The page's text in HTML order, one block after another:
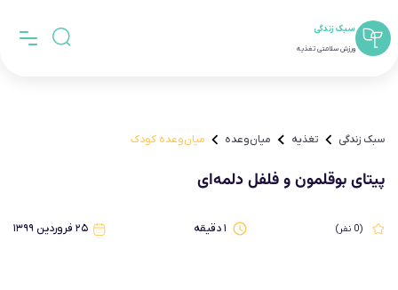
سبک زندگی
ورزش سلامتی تغذیه
سبک زندگی تغذیه میان‌وعده میان‌وعده کودک
پیتای بوقلمون و فلفل‌ دلمه‌ای
(
0 نفر) ۱دقیقه ۲۵ فروردین ۱۳۹۹